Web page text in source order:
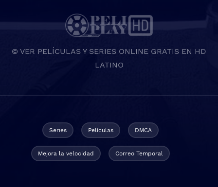
© VER PELÍCULAS Y SERIES ONLINE GRATIS EN HD
LATINO
Series Películas DMCA
Mejora la velocidad Correo Temporal